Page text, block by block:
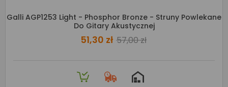
Galli AGP1253 Light - Phosphor Bronze - Struny Powlekane
Do Gitary Akustycznej
51,30 zł 57,00 zł